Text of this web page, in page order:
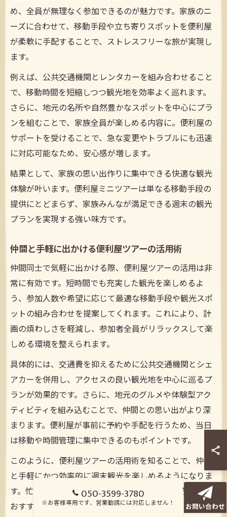
め、全員が無理なく参加できるのが魅力です。家族のニ
ーズに合わせて、移動手段や立ち寄りスポットを便利屋
が柔軟に手配することで、ストレスフリーな旅が実現し
ます。
例えば、公共交通機関とレンタカーを組み合わせること
で、移動時間を短縮しつつ観光地を効率よく巡れます。
さらに、地元の名所や自然豊かなスポットを中心にプラ
ンを組むことで、家族全員が楽しめる内容に。便利屋の
サポートを受けることで、急な変更やトラブルにも迅速
に対応可能なため、安心感が増します。
結果として、家族の思い出作りに集中できる快適な観光
体験が叶います。便利屋ミニツアーは単なる移動手段の
提供にとどまらず、家族みんなが満足できる週末の観光
プランを実現する強い味方です。
仲間と手軽に出かける便利屋ツアーの活用術
仲間同士で気軽に出かける際、便利屋ツアーの活用は非
常に有効です。短時間でも充実した観光を楽しめるよ
う、参加人数や希望に応じて最適な移動手段や観光スポ
ットの組み合わせを提案してくれます。これにより、計
画の煩わしさを軽減し、参加者全員がリラックスして楽
しめる環境を整えられます。
具体的には、交通費を抑えるために公共交通機関とシェ
アカーを併用し、アクセスの良い観光地を中心に巡るプ
ランが効果的です。さらに、地元のグルメや体験型アク
ティビティを組み込むことで、仲間との思い出がより深
まります。便利屋が事前に予約や手配を行うため、当日
は移動や時間管理に集中できるのもポイントです。
このように、便利屋ツアーの活用術を知ることで、仲間
と手軽にかつ効率的に週末観光を楽しめるようになりま
す。忙しい日常から離れてリフレッシュしたい方に特に
おすすめです。
050-3599-3780
※お客様専用です、営業勧誘には対応しません！ お問い合わせ